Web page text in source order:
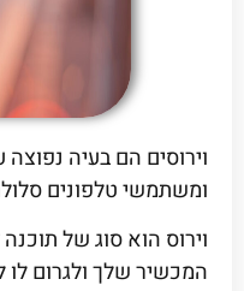
וירוסים הם בעיה
ומשתמשי טלפונים
וירוס הוא סוג של
המכשיר שלך ולגרום